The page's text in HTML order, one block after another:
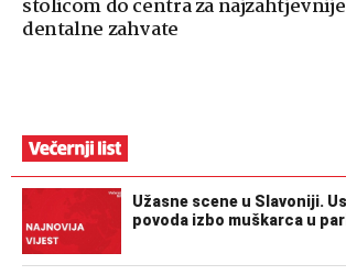
stolicom do centra za najzahtjevnije
dentalne zahvate